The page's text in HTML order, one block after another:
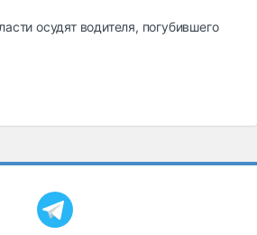
осудят водителя, погубившего